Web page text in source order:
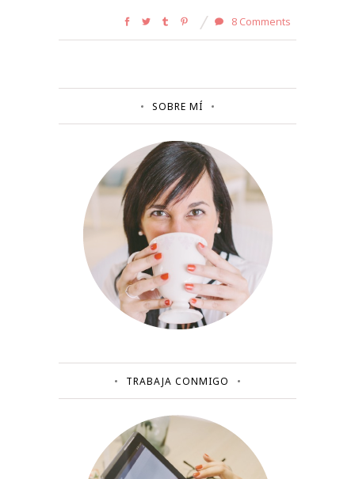
8 Comments
SOBRE MÍ
TRABAJA CONMIGO